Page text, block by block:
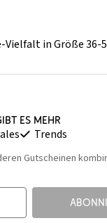
Vielfalt in Größe 36-
es mehr
Trends
Gutscheinen